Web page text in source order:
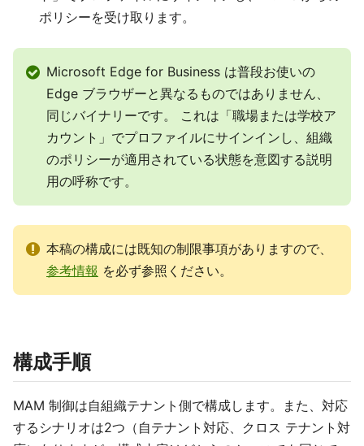
ポリシーを受け取ります。
Microsoft Edge for Business は普段お使いの
Edge ブラウザーと異なるものではありません、
同じバイナリーです。 これは「職場または学校ア
カウント」でプロファイルにサインインし、組織
のポリシーが適用されている状態を意図する説明
用の呼称です。
本稿の構成には既知の制限事項がありますので、
参考情報 を必ず参照ください。
構成手順
MAM 制御は自組織テナント側で構成します。また、対応
するシナリオは2つ（自テナント対応、クロス テナント対